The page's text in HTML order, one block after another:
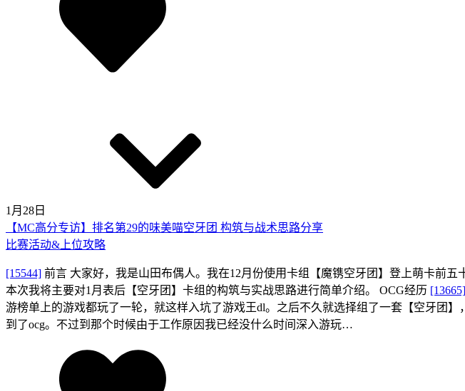
1月28日
【MC高分专访】排名第29的味美喵空牙团 构筑与战术思路分享
比赛活动&上位攻略
[15544] 前言 大家好，我是山田布偶人。我在12月份使用卡组【魔镌空牙团】登上萌卡前
本次我将主要对1月表后【空牙团】卡组的构筑与实战思路进行简单介绍。 OCG经历 [13665]
游榜单上的游戏都玩了一轮，就这样入坑了游戏王dl。之后不久就选择组了一套【空牙团
到了ocg。不过到那个时候由于工作原因我已经没什么时间深入游玩…